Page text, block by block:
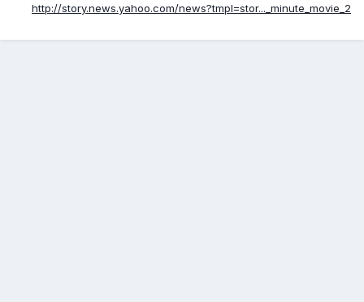
http://story.news.yahoo.com/news?tmpl=stor..._minute_movie_2